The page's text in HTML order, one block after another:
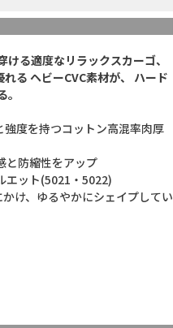
る適度なリラックスカーゴ、
る ヘビーCVC素材が、 ハード
度を持つコットン高混率肉厚
と防縮性をアップ
エット(5021・5022)
け、ゆるやかにシェイプしてい